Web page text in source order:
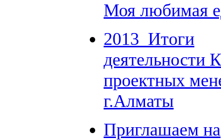
Моя любимая
2013_Итоги
деятельности
проектных
г.Алматы
Приглашаем на